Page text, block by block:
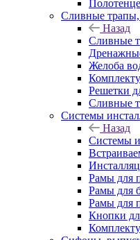
Сливные трапы,
Назад
Сливные
Желоба
Решетки
Сливные
Системы
Назад
Системы
Рамы для
Рамы для
Рамы для
Кнопки